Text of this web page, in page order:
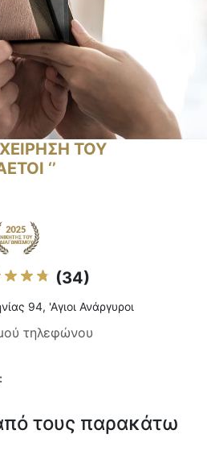
ΤΟΥ
‘’
(34)
94, 'Αγιοι Ανάργυροι
τηλεφώνου
τους παρακάτω